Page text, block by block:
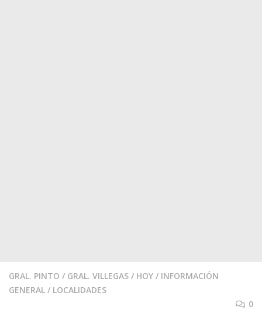
GRAL. PINTO / GRAL. VILLEGAS / HOY / INFORMACIÓN
GENERAL / LOCALIDADES
0